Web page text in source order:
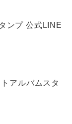
ンプ 公式LINE
アルバムスタ